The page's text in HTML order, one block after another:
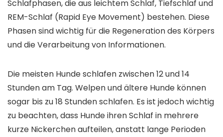
Schlafphasen, die aus leichtem Schlaf, Tiefschlaf und
REM-Schlaf (Rapid Eye Movement) bestehen. Diese
Phasen sind wichtig für die Regeneration des Körpers
und die Verarbeitung von Informationen.
Die meisten Hunde schlafen zwischen 12 und 14
Stunden am Tag. Welpen und ältere Hunde können
sogar bis zu 18 Stunden schlafen. Es ist jedoch wichtig
zu beachten, dass Hunde ihren Schlaf in mehrere
kurze Nickerchen aufteilen, anstatt lange Perioden